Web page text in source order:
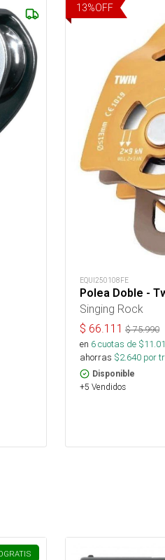
13%OFF
EQUI250108FE
Polea Doble -
Singing Rock
$ 66.111 $75.990
en 6cuotas de $
ahorras $2.640 por
Disponible
+5 Vendidos
GRATIS